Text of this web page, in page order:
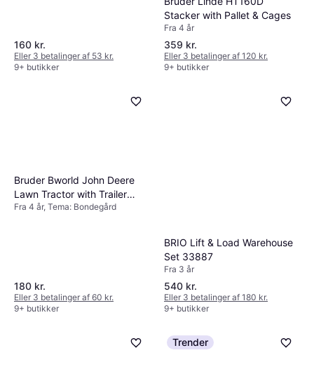
160 kr.
Eller 3 betalinger af 53 kr.
9+ butikker
Stacker with Pallet & Cages
Fra 4 år
359 kr.
Eller 3 betalinger af 120 kr.
9+ butikker
Bruder Bworld John Deere
Lawn Tractor with Trailer
62104
Fra 4 år, Tema: Bondegård
180 kr.
Eller 3 betalinger af 60 kr.
9+ butikker
BRIO Lift & Load Warehouse
Set 33887
Fra 3 år
540 kr.
Eller 3 betalinger af 180 kr.
9+ butikker
Trender